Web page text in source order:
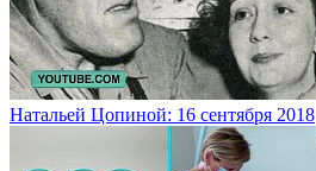
Натальей Цопиной: 16 сентября 2018